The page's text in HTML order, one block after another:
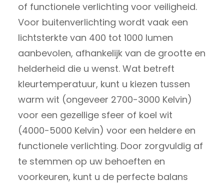
of functionele verlichting voor veiligheid.
Voor buitenverlichting wordt vaak een
lichtsterkte van 400 tot 1000 lumen
aanbevolen, afhankelijk van de grootte en
helderheid die u wenst. Wat betreft
kleurtemperatuur, kunt u kiezen tussen
warm wit (ongeveer 2700-3000 Kelvin)
voor een gezellige sfeer of koel wit
(4000-5000 Kelvin) voor een heldere en
functionele verlichting. Door zorgvuldig af
te stemmen op uw behoeften en
voorkeuren, kunt u de perfecte balans